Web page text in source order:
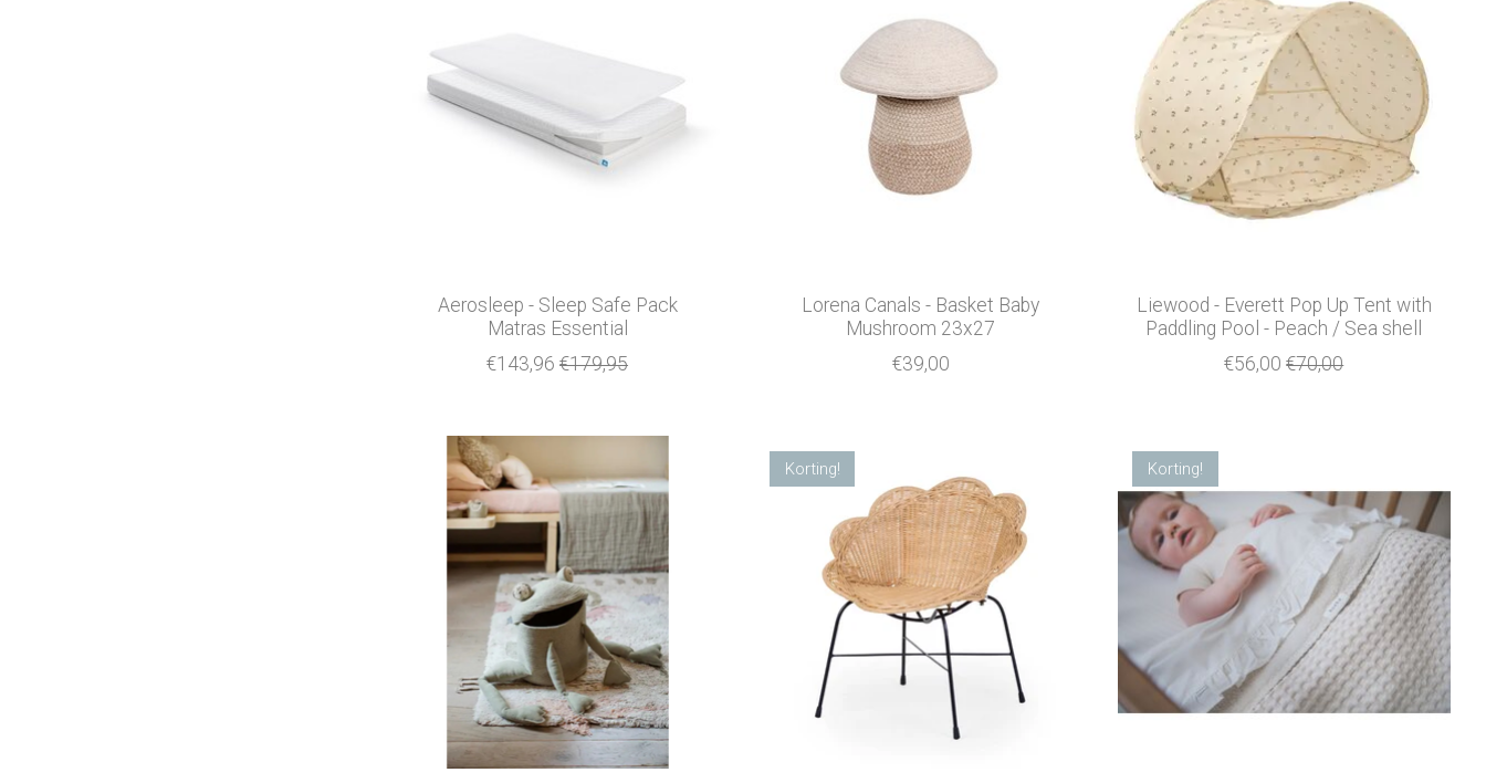
Aerosleep - Sleep Safe Pack
Matras Essential
€143,96 €179,95
Lorena Canals - Basket Baby
Mushroom 23x27
€39,00
Liewood - Everett Pop Up Tent with
Paddling Pool - Peach / Sea shell
€56,00 €70,00
Korting! Korting!